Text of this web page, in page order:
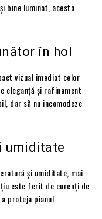
bine luminat, acesta
în hol
vizual imediat celor
eleganță și rafinament
dar să nu incomodeze
umiditate
și umiditate, mai
este ferit de curenți de
proteja pianul.